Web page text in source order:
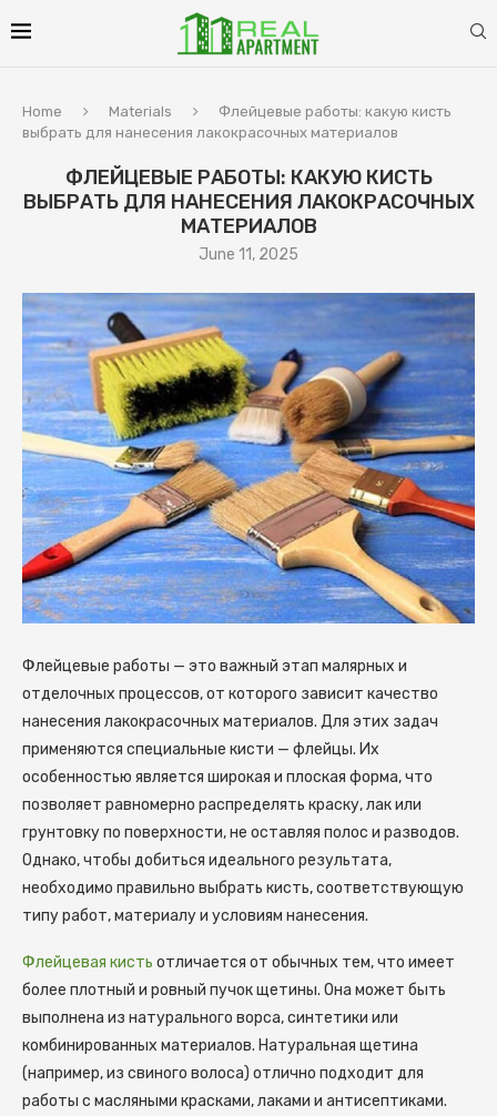
Home Materials
Флейцевые работы: какую кисть
выбрать для нанесения лакокрасочных материалов
ФЛЕЙЦЕВЫЕ РАБОТЫ: КАКУЮ КИСТЬ
ВЫБРАТЬ ДЛЯ НАНЕСЕНИЯ ЛАКОКРАСОЧНЫХ
МАТЕРИАЛОВ
June 11, 2025
Флейцевые работы — это важный этап малярных и
отделочных процессов, от которого зависит качество
нанесения лакокрасочных материалов. Для этих задач
применяются специальные кисти — флейцы. Их
особенностью является широкая и плоская форма, что
позволяет равномерно распределять краску, лак или
грунтовку по поверхности, не оставляя полос и разводов.
Однако, чтобы добиться идеального результата,
необходимо правильно выбрать кисть, соответствующую
типу работ, материалу и условиям нанесения.
Флейцевая кисть отличается от обычных тем, что имеет
более плотный и ровный пучок щетины. Она может быть
выполнена из натурального ворса, синтетики или
комбинированных материалов. Натуральная щетина
(например, из свиного волоса) отлично подходит для
работы с масляными красками, лаками и антисептиками.